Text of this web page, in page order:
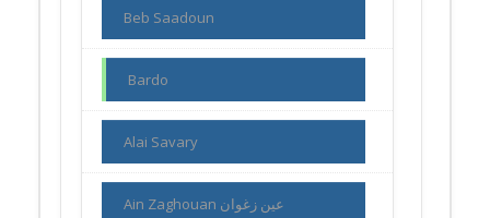
Beb Saadoun
Bardo
Alai Savary
Ain Zaghouan عين زغوان